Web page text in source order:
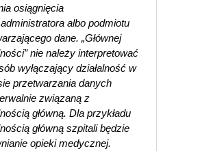
osiągnięcia
albo podmiotu
dane. „Głównej
nie należy interpretować
wyłączający działalność w
przetwarzania danych
związaną z
główną. Dla przykładu
główną szpitali będzie
opieki medycznej.